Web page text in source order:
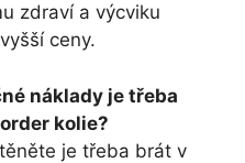
zdraví a výcviku
ceny.
náklady je třeba
kolie?
je třeba brát v